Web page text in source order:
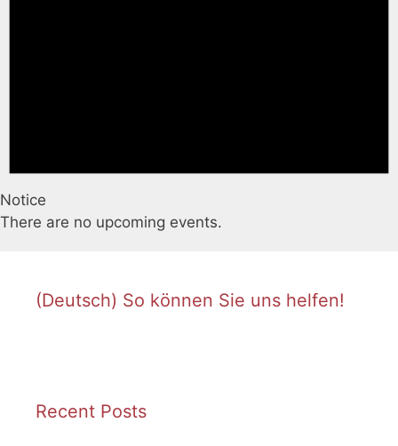
Notice
There are no upcoming events.
(Deutsch) So können Sie uns helfen!
Recent Posts